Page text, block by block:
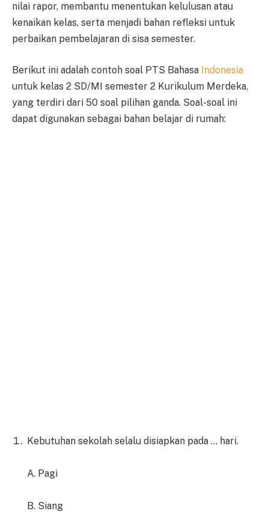
nilai rapor, membantu menentukan kelulusan atau
kenaikan kelas, serta menjadi bahan refleksi untuk
perbaikan pembelajaran di sisa semester.
Berikut ini adalah contoh soal PTS Bahasa Indonesia
untuk kelas 2 SD/MI semester 2 Kurikulum Merdeka,
yang terdiri dari 50 soal pilihan ganda. Soal-soal ini
dapat digunakan sebagai bahan belajar di rumah:
Kebutuhan sekolah selalu disiapkan pada … hari.
A. Pagi
B. Siang